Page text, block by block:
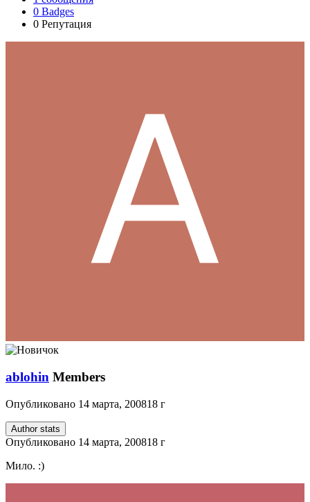
0 Badges
0 Репутация
ablohin Members
Опубликовано 14 марта, 200818 г
Author stats
Опубликовано 14 марта, 200818 г
Мило. :)